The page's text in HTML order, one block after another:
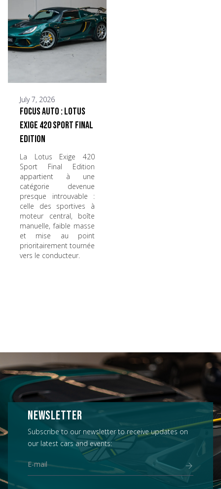
July 7, 2026
Focus Auto : Lotus
Exige 420 Sport Final
Edition
La Lotus Exige 420
Sport Final Edition
appartient à une
catégorie devenue
presque introuvable :
celle des sportives à
moteur central, boîte
manuelle, faible masse
et mise au point
prioritairement tournée
vers le conducteur.
NEWSLETTER
Subscribe to our newsletter to receive updates on
our latest cars and events: